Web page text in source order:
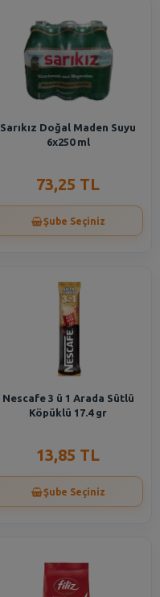
Sarıkız Doğal Maden Suyu
6x250 ml
73,25 TL
Şube Seçiniz
Nescafe 3 ü 1 Arada Sütlü
Köpüklü 17.4 gr
13,85 TL
Şube Seçiniz